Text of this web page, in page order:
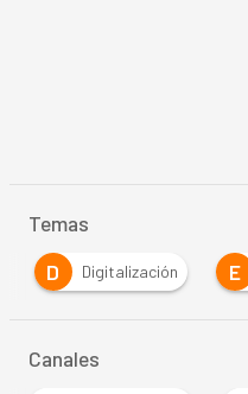
Temas
D
Digitalización E
Canales